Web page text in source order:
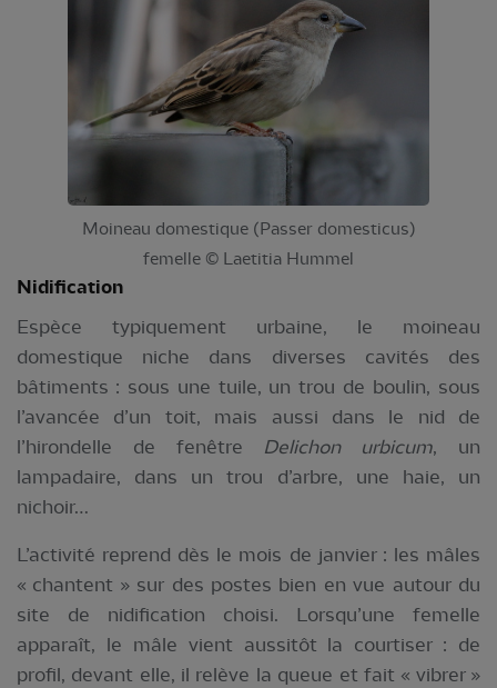
Moineau domestique (Passer domesticus)
femelle © Laetitia Hummel
Nidification
Espèce typiquement urbaine, le moineau
domestique niche dans diverses cavités des
bâtiments : sous une tuile, un trou de boulin, sous
l’avancée d’un toit, mais aussi dans le nid de
l’hirondelle de fenêtre Delichon urbicum, un
lampadaire, dans un trou d’arbre, une haie, un
nichoir…
L’activité reprend dès le mois de janvier : les mâles
« chantent » sur des postes bien en vue autour du
site de nidification choisi. Lorsqu’une femelle
apparaît, le mâle vient aussitôt la courtiser : de
profil, devant elle, il relève la queue et fait « vibrer »